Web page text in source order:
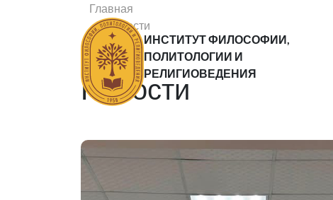
ИНСТИТУТ ФИЛОСОФИИ,
ПОЛИТОЛОГИИ И
РЕЛИГИОВЕДЕНИЯ
Главная
Новости
Статьи
Новости